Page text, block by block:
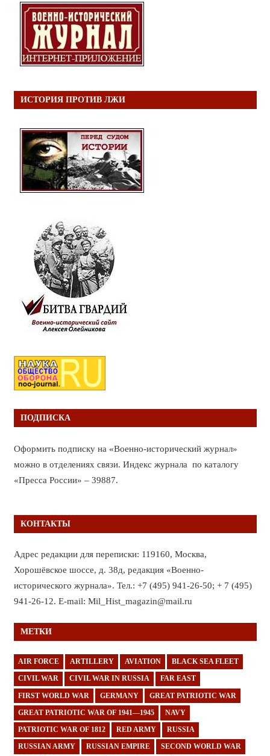
ИСТОРИЯ ПРОТИВ ЛЖИ
ПОДПИСКА
Оформить подписку на «Военно-исторический журнал»
можно в отделениях связи. Индекс журнала по каталогу
«Пресса России» – 39887.
КОНТАКТЫ
Адрес редакции для переписки: 119160, Москва,
Хорошёвское шоссе, д. 38д, редакция «Военно-
исторического журнала». Тел.: +7 (495) 941-26-50; + 7 (495)
941-26-12. E-mail: Mil_Hist_magazin@mail.ru
МЕТКИ
AIR FORCE ARTILLERY AVIATION BLACK SEA FLEET
CIVIL WAR CIVIL WAR IN RUSSIA FAR EAST
FIRST WORLD WAR GERMANY GREAT PATRIOTIC WAR
GREAT PATRIOTIC WAR OF 1941—1945 NAVY
PATRIOTIC WAR OF 1812 RED ARMY RUSSIA
RUSSIAN ARMY RUSSIAN EMPIRE SECOND WORLD WAR